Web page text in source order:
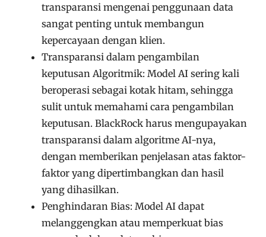
transparansi mengenai penggunaan data
sangat penting untuk membangun
kepercayaan dengan klien.
Transparansi dalam pengambilan
keputusan Algoritmik: Model AI sering kali
beroperasi sebagai kotak hitam, sehingga
sulit untuk memahami cara pengambilan
keputusan. BlackRock harus mengupayakan
transparansi dalam algoritme AI-nya,
dengan memberikan penjelasan atas faktor-
faktor yang dipertimbangkan dan hasil
yang dihasilkan.
Penghindaran Bias: Model AI dapat
melanggengkan atau memperkuat bias